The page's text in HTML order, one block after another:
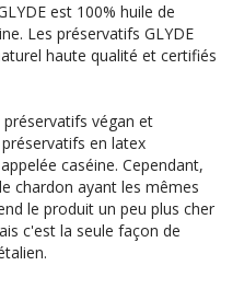
est 100% huile de
Les préservatifs GLYDE
haute qualité et certifiés
végan et
en latex
caséine. Cependant,
chardon ayant les mêmes
le produit un peu plus cher
c'est la seule façon de